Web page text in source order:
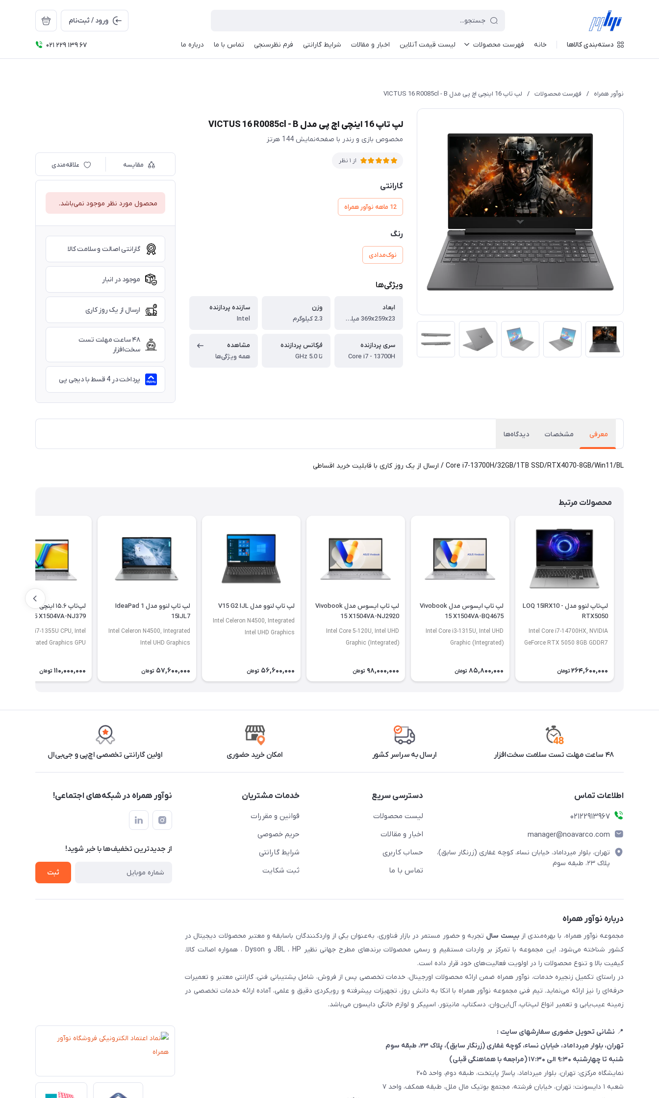
ورود / ثبت‌نام
دسته‌بندی کالاها خانه فهرست محصولات لیست قیمت آنلاین اخبار و مقالات شرایط گارانتی فرم نظرسنجی تماس با ما درباره ما 021 229 139 67
نوآور همراه / فهرست محصولات / لپ تاپ 16 اینچی اچ پی مدل VICTUS 16 R0085cl - B
لپ تاپ 16 اینچی اچ پی مدل VICTUS 16 R0085cl - B
مخصوص بازی و رندر با صفحه‌‌نمایش 144 هرتز
از 1 نظر
گارانتی
12 ماهه نوآور همراه
رنگ
نوک‌مدادی
ویژگی‌ها
ابعاد
369x259x23 میلی‌متر
وزن
2.3 کیلوگرم
سازنده پردازنده
Intel
سری پردازنده
Core i7 - 13700H
فرکانس پردازنده
تا 5.0 GHz
مشاهده
همه ویژگی‌ها
مقایسه علاقه‌مندی
محصول مورد نظر موجود نمی‌باشد.
گارانتی اصالت و سلامت کالا
موجود در انبار
ارسال از یک روز کاری
۴۸ ساعت مهلت تست
سخت‌افزار
پرداخت در 4 قسط با دیجی پی
معرفی مشخصات دیدگاه‌ها
Core i7-13700H/32GB/1TB SSD/RTX4070-8GB/Win11/BL / ارسال از یک روز کاری با قابلیت خرید اقساطی
محصولات مرتبط
لپ‌تاپ لنوو مدل LOQ 15IRX10 -
RTX5050
Intel Core i7-14700HX, NVIDIA
GeForce RTX 5050 8GB GDDR7
264,600,000 تومان
لپ تاپ ایسوس مدل Vivobook
15 X1504VA-BQ4675
Intel Core i3-1315U, Intel UHD
Graphic (Integrated)
85,800,000 تومان
لپ تاپ ایسوس مدل Vivobook
15 X1504VA-NJ2920
Intel Core 5-120U, Intel UHD
Graphic (Integrated)
98,000,000 تومان
لپ تاپ لنوو مدل V15 G2 IJL
Intel Celeron N4500, Integrated
Intel UHD Graphics
56,600,000 تومان
لپ تاپ لنوو مدل IdeaPad 1
15IJL7
Intel Celeron N4500, Integrated
Intel UHD Graphics
57,600,000 تومان
لپ‌تاپ ۱۵.۶ اینچی ایسوس مدل
Vivobook 15 X1504VA-NJ379
Core i7-1355U CPU, Intel
Integrated Graphics GPU
110,000,000 تومان
۴۸ ساعت مهلت تست سلامت سخت‌افزار ارسال به سراسر کشور امکان خرید حضوری اولین گارانتی تخصصی اچ‌پی و جی‌بی‌ال
اطلاعات تماس
02122913967
manager@noavarco.com
تهران، بلوار میرداماد، خیابان نساء، کوچه غفاری (زرنگار سابق)،
پلاک ۲۳، طبقه سوم
دسترسی سریع
لیست محصولات
اخبار و مقالات
حساب کاربری
تماس با ما
خدمات مشتریان
قوانین و مقررات
حریم خصوصی
شرایط گارانتی
ثبت شکایت
نوآور همراه در شبکه‌های اجتماعی!
از جدید‌ترین تخفیف‌ها با‌ خبر شوید!
ثبت
درباره نوآور همراه
مجموعه نوآور همراه، با بهره‌مندی ازبیست سال تجربه و حضور مستمر در بازار فناوری، به‌عنوان یکی از واردکنندگان باسابقه و معتبر محصولات دیجیتال در
کشور شناخته می‌شود. این مجموعه با تمرکز بر واردات مستقیم و رسمی محصولات برندهای مطرح جهانی نظیر JBL ، HP و Dyson ، همواره اصالت کالا،
کیفیت بالا و تنوع محصولات را در اولویت فعالیت‌های خود قرار داده است.
در راستای تکمیل زنجیره خدمات، نوآور همراه ضمن ارائه محصولات اورجینال، خدمات تخصصی پس از فروش، شامل پشتیبانی فنی، گارانتی معتبر و تعمیرات
حرفه‌ای را نیز ارائه می‌نماید. تیم فنی مجموعه نوآور همراه با اتکا به دانش روز، تجهیزات پیشرفته و رویکردی دقیق و علمی، آماده ارائه خدمات تخصصی در
زمینه عیب‌یابی و تعمیر انواع لپ‌تاپ، آل‌این‌وان، دسکتاپ، مانیتور، اسپیکر و لوازم خانگی دایسون می‌باشد.
📍 نشانی تحویل حضوری سفارشهای سایت :
تهران، بلوار میرداماد، خیابان نساء، کوچه غفاری (زرنگار سابق)، پلاک ۲۳، طبقه سوم
شنبه تا چهارشنبه ۹:۳۰ الی ۱۷:۳۰ (مراجعه با هماهنگی قبلی)
نمایشگاه مرکزی: تهران، بلوار میرداماد، پاساژ پایتخت، طبقه دوم، واحد ۲۰۵
شعبه ۱ دایسونت: تهران، خیابان فرشته، مجتمع بوتیک مال ملل، طبقه همکف، واحد ۷